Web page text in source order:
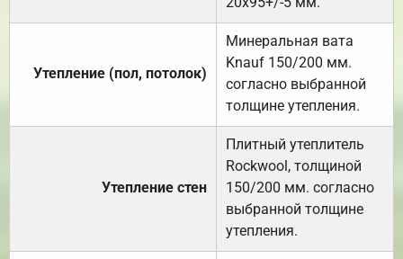
Утепление (пол, потолок)
Минеральная вата
Knauf 150/200 мм.
согласно выбранной
толщине утепления.
Утепление стен
Плитный утеплитель
Rockwool, толщиной
150/200 мм. согласно
выбранной толщине
утепления.